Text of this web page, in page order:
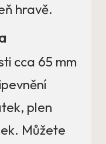
hravě.
cca 65 mm
plen
Můžete